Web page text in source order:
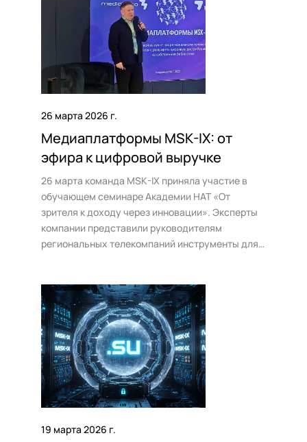
материалов к дистрибуции.
26 марта 2026 г.
Медиаплатформы MSK-IX: от
эфира к цифровой выручке
26 марта команда MSK-IX приняла участие в
обучающем семинаре Академии НАТ «От
зрителя к доходу через инновации». Эксперты
компании представили руководителям
региональных телекомпаний инструменты для
моделей монетизации контента.
19 марта 2026 г.